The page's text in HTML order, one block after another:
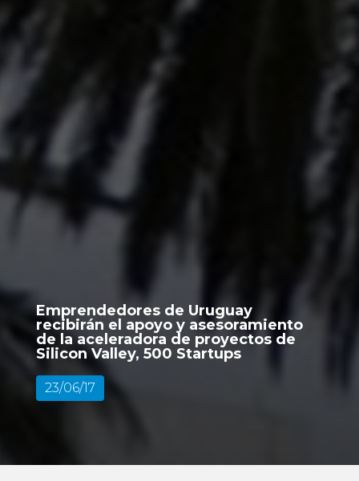
Emprendedores de Uruguay
recibirán el apoyo y asesoramiento
de la aceleradora de proyectos de
Silicon Valley, 500 Startups
23/06/17